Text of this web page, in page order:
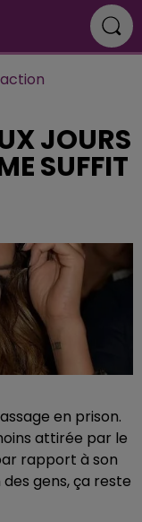
JOURS
SUFFIT
en prison.
atti­rée par le
rapport à son
gens, ça reste